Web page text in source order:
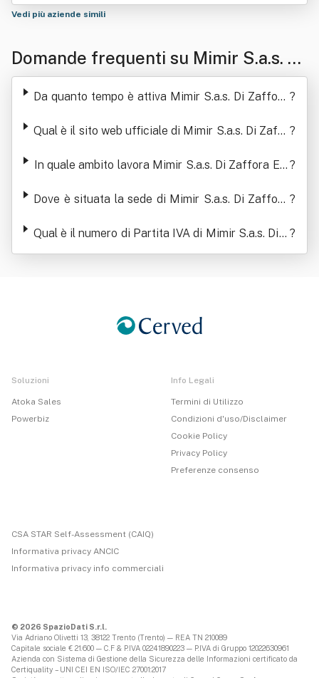
Vedi più aziende simili
Domande frequenti su Mimir S.a.s. Di
Zaffora Emilio Paolo & C.
Da quanto tempo è attiva Mimir S.a.s. Di Zaffora ?
Qual è il sito web ufficiale di Mimir S.a.s. Di Zaffo ?
In quale ambito lavora Mimir S.a.s. Di Zaffora Em ?
Dove è situata la sede di Mimir S.a.s. Di Zaffora ?
Qual è il numero di Partita IVA di Mimir S.a.s. Di Z
affora Emilio Paolo & C.
?
Soluzioni
Atoka Sales
Powerbiz
Info Legali
Termini di Utilizzo
Condizioni d'uso/Disclaimer
Cookie Policy
Privacy Policy
Preferenze consenso
CSA STAR Self-Assessment (CAIQ)
Informativa privacy ANCIC
Informativa privacy info commerciali
© 2026 SpazioDati S.r.l.
Via Adriano Olivetti 13, 38122 Trento (Trento) — REA TN 210089
Capitale sociale € 21.600 — C.F & P.IVA 02241890223 — P.IVA di Gruppo 12022630961
Azienda con Sistema di Gestione della Sicurezza delle Informazioni certificato da
Certiquality – UNI CEI EN ISO/IEC 27001:2017